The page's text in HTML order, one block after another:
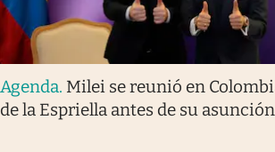
Agenda. Milei se reunió en
de la Espriella antes de su